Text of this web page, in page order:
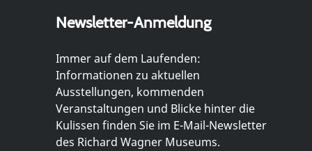
Newsletter-Anmeldung
Immer auf dem Laufenden:
Informationen zu aktuellen
Ausstellungen, kommenden
Veranstaltungen und Blicke hinter die
Kulissen finden Sie im E-Mail-Newsletter
des Richard Wagner Museums.